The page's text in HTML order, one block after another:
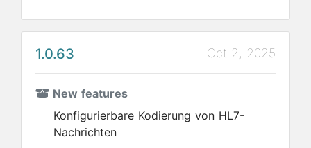
1.0.63 Oct 2, 2025
New features
Konfigurierbare Kodierung von HL7-
Nachrichten